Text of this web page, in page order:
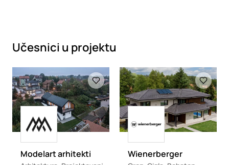
Učesnici u projektu
Loading
Modelart arhitekti
Loading
Wienerberger